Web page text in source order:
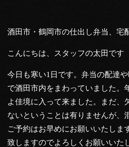
酒田市・鶴岡市の仕出し弁当、
こんにちは、スタッフの太田です
今日も寒い1日です。弁当の配達
で酒田市内をまわっていました。
よ佳境に入って来ました。まだ、
ないということは有りませんが、
ご予約はお早めにお願いいたしま
致しますのでよろしくお願いいた